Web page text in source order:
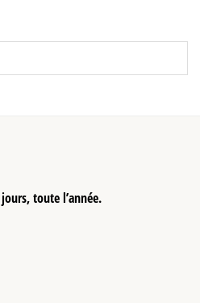
toute l’année.